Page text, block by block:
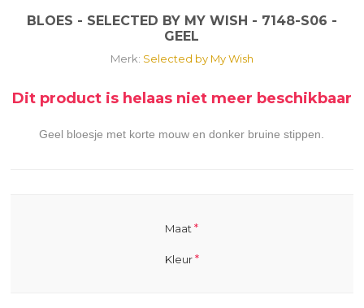
BLOES - SELECTED BY MY WISH - 7148-S06 -
GEEL
Merk: Selected by My Wish
Dit product is helaas niet meer beschikbaar
Geel bloesje met korte mouw en donker bruine stippen.
Maat *
Kleur*